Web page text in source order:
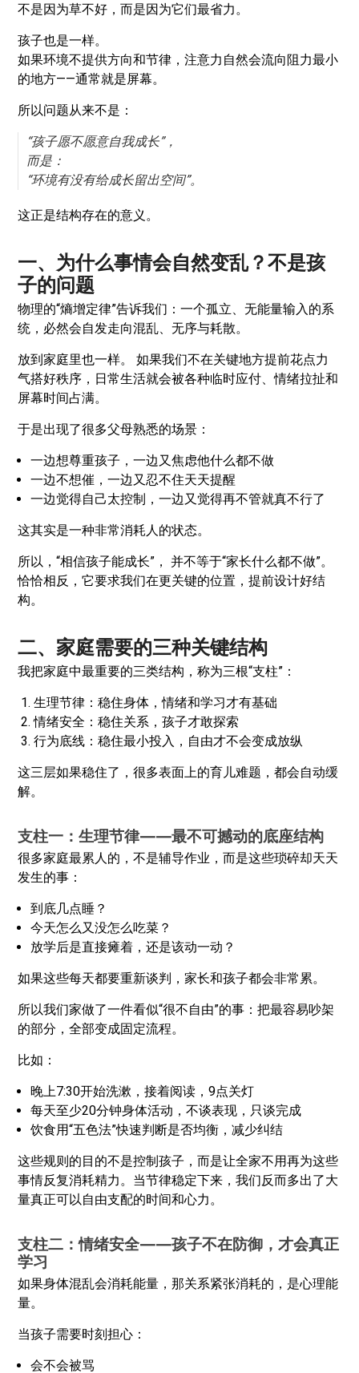
不是因为草不好，而是因为它们最省力。
孩子也是一样。
如果环境不提供方向和节律，注意力自然会流向阻力最小
的地方——通常就是屏幕。
所以问题从来不是：
“孩子愿不愿意自我成长”，
而是：
“环境有没有给成长留出空间”。
这正是结构存在的意义。
一、 为什么事情会自然变乱？不是孩
子的问题
物理的“熵增定律”告诉我们：一个孤立、无能量输入的系
统，必然会自发走向混乱、无序与耗散。
放到家庭里也一样。 如果我们不在关键地方提前花点力
气搭好秩序，日常生活就会被各种临时应付、情绪拉扯和
屏幕时间占满。
于是出现了很多父母熟悉的场景：
一边想尊重孩子，一边又焦虑他什么都不做
一边不想催，一边又忍不住天天提醒
一边觉得自己太控制，一边又觉得再不管就真不行了
这其实是一种非常消耗人的状态。
所以，“相信孩子能成长”， 并不等于“家长什么都不做”。
恰恰相反，它要求我们在更关键的位置，提前设计好结
构。
二、家庭需要的三种关键结构
我把家庭中最重要的三类结构，称为三根“支柱”：
生理节律：稳住身体，情绪和学习才有基础
情绪安全：稳住关系，孩子才敢探索
行为底线：稳住最小投入，自由才不会变成放纵
这三层如果稳住了，很多表面上的育儿难题，都会自动缓
解。
支柱一：生理节律——最不可撼动的底座结构
很多家庭最累人的，不是辅导作业，而是这些琐碎却天天
发生的事：
到底几点睡？
今天怎么又没怎么吃菜？
放学后是直接瘫着，还是该动一动？
如果这些每天都要重新谈判，家长和孩子都会非常累。
所以我们家做了一件看似“很不自由”的事：把最容易吵架
的部分，全部变成固定流程。
比如：
晚上7:30开始洗漱，接着阅读，9点关灯
每天至少20分钟身体活动，不谈表现，只谈完成
饮食用“五色法”快速判断是否均衡，减少纠结
这些规则的目的不是控制孩子，而是让全家不用再为这些
事情反复消耗精力。当节律稳定下来，我们反而多出了大
量真正可以自由支配的时间和心力。
支柱二：情绪安全——孩子不在防御，才会真正
学习
如果身体混乱会消耗能量，那关系紧张消耗的，是心理能
量。
当孩子需要时刻担心：
会不会被骂